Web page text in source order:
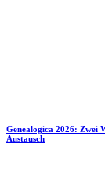
Genealogica 2026: Zwei
Austausch